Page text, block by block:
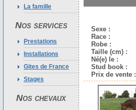
La famille
Nos services
Prestations
Installations
Gites de France
Stages
Nos chevaux
Sexe :
Race :
Robe :
Taille (cm) :
Né(e) le :
Stud book :
Prix de vente :